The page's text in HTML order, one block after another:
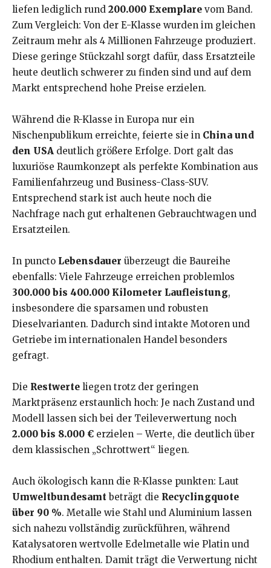
liefen lediglich rund 200.000 Exemplare vom Band.
Zum Vergleich: Von der E-Klasse wurden im gleichen
Zeitraum mehr als 4 Millionen Fahrzeuge produziert.
Diese geringe Stückzahl sorgt dafür, dass Ersatzteile
heute deutlich schwerer zu finden sind und auf dem
Markt entsprechend hohe Preise erzielen.
Während die R-Klasse in Europa nur ein
Nischenpublikum erreichte, feierte sie in China und
den USA deutlich größere Erfolge. Dort galt das
luxuriöse Raumkonzept als perfekte Kombination aus
Familienfahrzeug und Business-Class-SUV.
Entsprechend stark ist auch heute noch die
Nachfrage nach gut erhaltenen Gebrauchtwagen und
Ersatzteilen.
In puncto Lebensdauer überzeugt die Baureihe
ebenfalls: Viele Fahrzeuge erreichen problemlos
300.000 bis 400.000 Kilometer Laufleistung,
insbesondere die sparsamen und robusten
Dieselvarianten. Dadurch sind intakte Motoren und
Getriebe im internationalen Handel besonders
gefragt.
Die Restwerte liegen trotz der geringen
Marktpräsenz erstaunlich hoch: Je nach Zustand und
Modell lassen sich bei der Teileverwertung noch
2.000 bis 8.000 € erzielen – Werte, die deutlich über
dem klassischen „Schrottwert“ liegen.
Auch ökologisch kann die R-Klasse punkten: Laut
Umweltbundesamtbeträgt die Recyclingquote
über 90 %. Metalle wie Stahl und Aluminium lassen
sich nahezu vollständig zurückführen, während
Katalysatoren wertvolle Edelmetalle wie Platin und
Rhodium enthalten. Damit trägt die Verwertung nicht